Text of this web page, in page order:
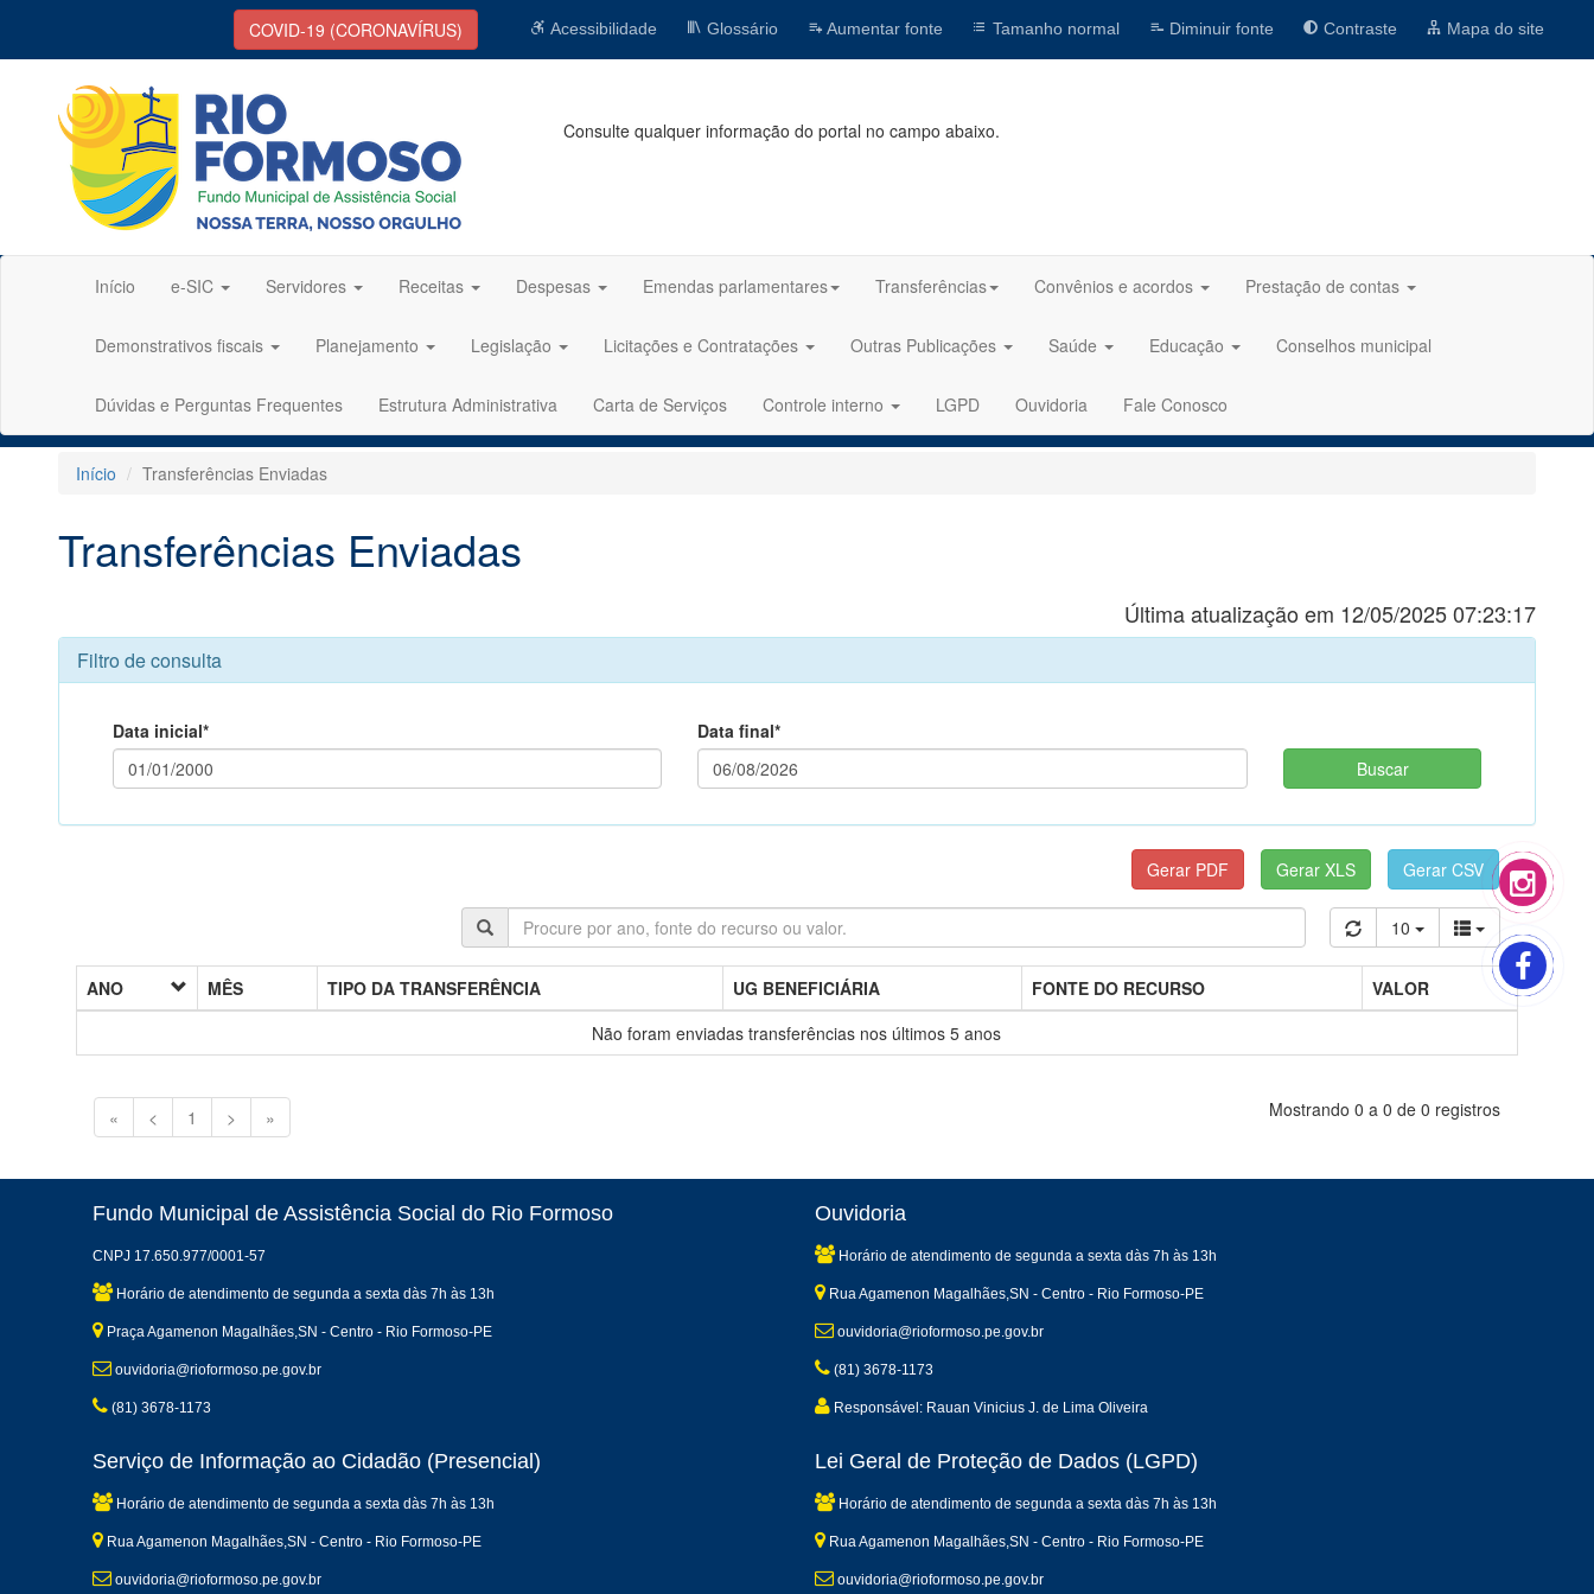
COVID-19 (CORONAVÍRUS) Acessibilidade Glossário Aumentar fonte Tamanho normal Diminuir fonte Contraste Mapa do site
Consulte qualquer informação do portal no campo abaixo.
Início e-SIC Servidores Receitas Despesas Emendas parlamentares Transferências Convênios e acordos Prestação de contas
Demonstrativos fiscais Planejamento Legislação Licitações e Contratações Outras Publicações Saúde Educação Conselhos municipal
Dúvidas e Perguntas Frequentes Estrutura Administrativa Carta de Serviços Controle interno LGPD Ouvidoria Fale Conosco
Início Transferências Enviadas
Transferências Enviadas
Última atualização em 12/05/2025 07:23:17
Filtro de consulta
Data inicial* Data final*
10
ANO MÊS TIPO DA TRANSFERÊNCIA UG BENEFICIÁRIA FONTE DO RECURSO
VALOR
Não foram enviadas transferências nos últimos 5 anos
« < 1 > » Mostrando 0 a 0 de 0 registros
Fundo Municipal de Assistência Social do Rio Formoso
CNPJ 17.650.977/0001-57
Horário de atendimento de segunda a sexta dàs 7h às 13h
Praça Agamenon Magalhães,SN - Centro - Rio Formoso-PE
ouvidoria@rioformoso.pe.gov.br
(81) 3678-1173
Ouvidoria
Horário de atendimento de segunda a sexta dàs 7h às 13h
Rua Agamenon Magalhães,SN - Centro - Rio Formoso-PE
ouvidoria@rioformoso.pe.gov.br
(81) 3678-1173
Responsável: Rauan Vinicius J. de Lima Oliveira
Serviço de Informação ao Cidadão (Presencial)
Horário de atendimento de segunda a sexta dàs 7h às 13h
Rua Agamenon Magalhães,SN - Centro - Rio Formoso-PE
ouvidoria@rioformoso.pe.gov.br
Lei Geral de Proteção de Dados (LGPD)
Horário de atendimento de segunda a sexta dàs 7h às 13h
Rua Agamenon Magalhães,SN - Centro - Rio Formoso-PE
ouvidoria@rioformoso.pe.gov.br